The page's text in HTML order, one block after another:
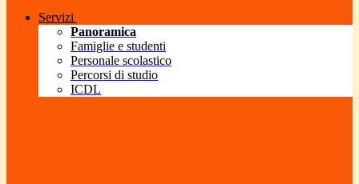
Servizi
Panoramica
Famiglie e studenti
Personale scolastico
Percorsi di studio
ICDL